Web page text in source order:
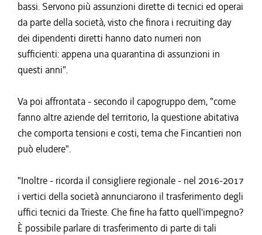
bassi. Servono più assunzioni dirette di tecnici ed operai
da parte della società, visto che finora i recruiting day
dei dipendenti diretti hanno dato numeri non
sufficienti: appena una quarantina di assunzioni in
questi anni".
Va poi affrontata - secondo il capogruppo dem, "come
fanno altre aziende del territorio, la questione abitativa
che comporta tensioni e costi, tema che Fincantieri non
può eludere".
"Inoltre - ricorda il consigliere regionale - nel 2016-2017
i vertici della società annunciarono il trasferimento degli
uffici tecnici da Trieste. Che fine ha fatto quell'impegno?
È possibile parlare di trasferimento di parte di tali